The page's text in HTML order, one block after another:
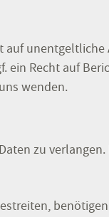
Recht auf
wenden.
zu